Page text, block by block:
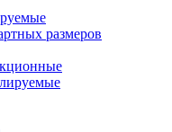
размеров